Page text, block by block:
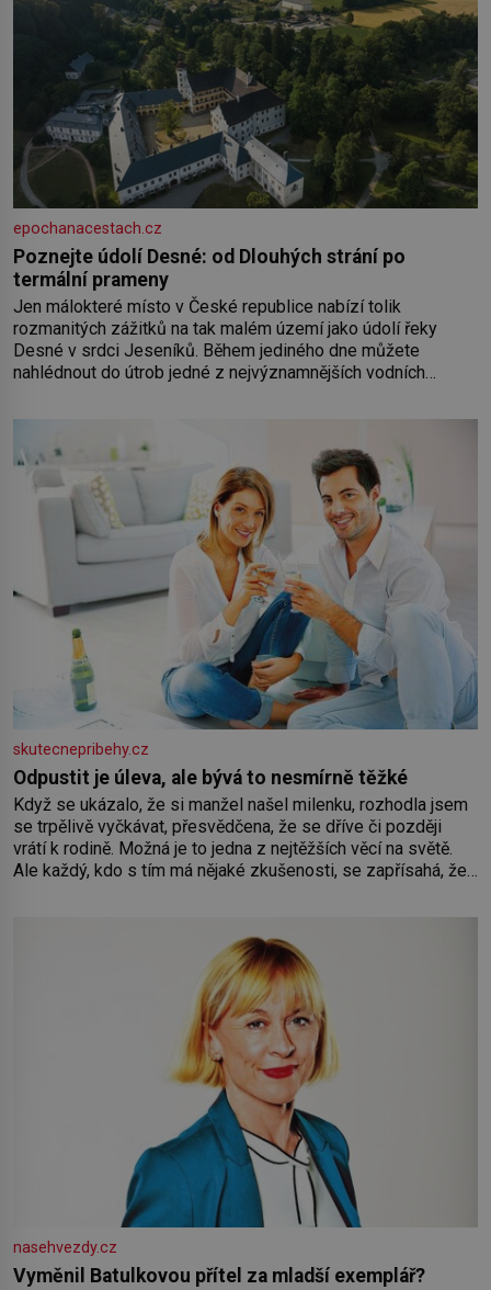
epochanacestach.cz
Poznejte údolí Desné: od Dlouhých strání po
termální prameny
Jen málokteré místo v České republice nabízí tolik
rozmanitých zážitků na tak malém území jako údolí řeky
Desné v srdci Jeseníků. Během jediného dne můžete
nahlédnout do útrob jedné z nejvýznamnějších vodních
koloběžce a den zakončit poznáváním památek ve Velkých
skutecnepribehy.cz
Odpustit je úleva, ale bývá to nesmírně těžké
Když se ukázalo, že si manžel našel milenku, rozhodla jsem
se trpělivě vyčkávat, přesvědčena, že se dříve či později
vrátí k rodině. Možná je to jedna z nejtěžších věcí na světě.
Ale každý, kdo s tím má nějaké zkušenosti, se zapřísahá, že
nasehvezdy.cz
Vyměnil Batulkovou přítel za mladší exemplář?